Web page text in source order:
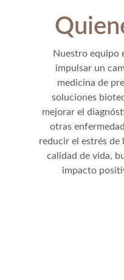
Nuestro equipo
impulsar un
medicina de
soluciones
mejorar el
otras
reducir el estrés de
calidad de vida,
impacto